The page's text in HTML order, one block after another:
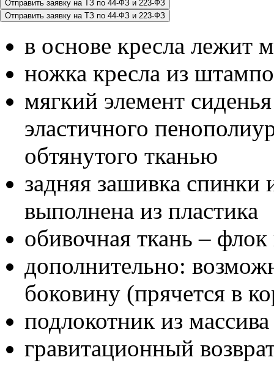
в основе кресла лежит
ножка кресла из
мягкий элемент
эластичного
обтянутого тканью
задняя зашивка
выполнена из пластика
обивочная ткань –
дополнительно:
боковину (прячется в
подлокотник из
гравитационный